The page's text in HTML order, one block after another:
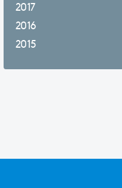
2017
2016
2015